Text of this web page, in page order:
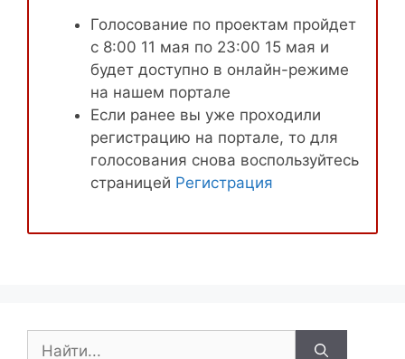
Голосование по проектам пройдет
с 8:00 11 мая по 23:00 15 мая и
будет доступно в онлайн-режиме
на нашем портале
Если ранее вы уже проходили
регистрацию на портале, то для
голосования снова воспользуйтесь
страницей Регистрация